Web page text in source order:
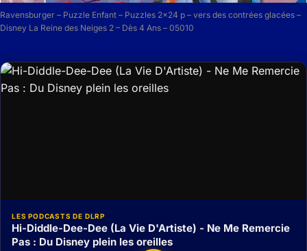
Ravensburger – Puzzle Enfant – Puzzles 2×24 p – vers des contrées glacées –
Disney La Reine des Neiges 2 – Dès 4 Ans – 05010
LES PODCASTS DE DLRP
Hi-Diddle-Dee-Dee (La Vie D'Artiste) - Ne Me Remercie
Pas : Du Disney plein les oreilles